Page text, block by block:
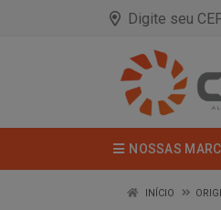
Digite seu
NOSSAS
INÍCIO